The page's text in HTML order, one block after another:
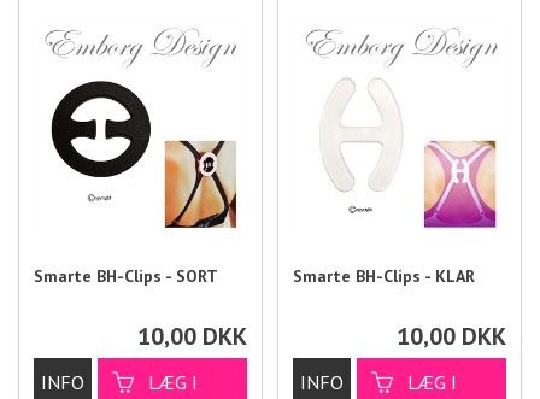
Smarte BH-Clips - SORT
10,00 DKK
Smarte BH-Clips - KLAR
10,00 DKK